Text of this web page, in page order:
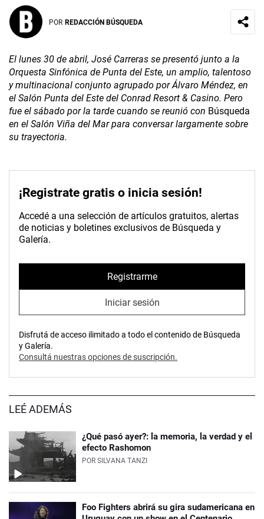
POR REDACCIÓN BÚSQUEDA
El lunes 30 de abril, José Carreras se presentó junto a la
Orquesta Sinfónica de Punta del Este, un amplio, talentoso
y multinacional conjunto agrupado por Álvaro Méndez, en
el Salón Punta del Este del Conrad Resort & Casino. Pero
fue el sábado por la tarde cuando se reunió con Búsqueda
en el Salón Viña del Mar para conversar largamente sobre
su trayectoria.
¡Registrate gratis o inicia sesión!
Accedé a una selección de artículos gratuitos, alertas
de noticias y boletines exclusivos de Búsqueda y
Galería.
Registrarme
Iniciar sesión
Disfrutá de acceso ilimitado a todo el contenido de Búsqueda
y Galería.
Consultá nuestras opciones de suscripción.
LEÉ ADEMÁS
¿Qué pasó ayer?: la memoria, la verdad y el
efecto Rashomon
POR SILVANA TANZI
Foo Fighters abrirá su gira sudamericana en